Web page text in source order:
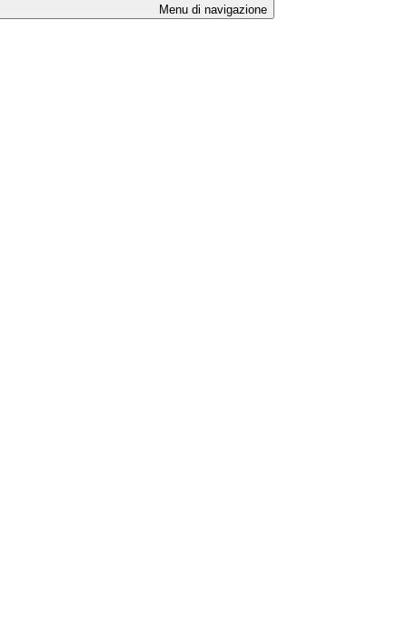
Menu di navigazione